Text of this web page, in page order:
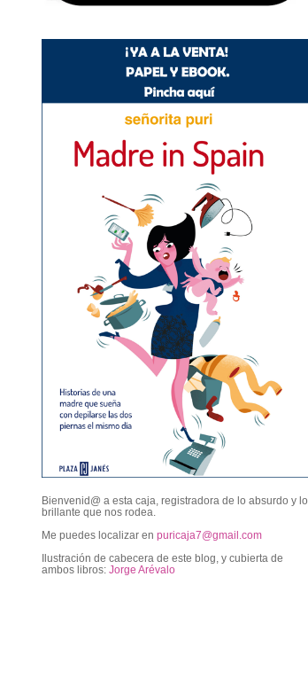
Bienvenid@ a esta caja, registradora de lo absurdo y lo
brillante que nos rodea.
Me puedes localizar en puricaja7@gmail.com
Ilustración de cabecera de este blog, y cubierta de
ambos libros: Jorge Arévalo